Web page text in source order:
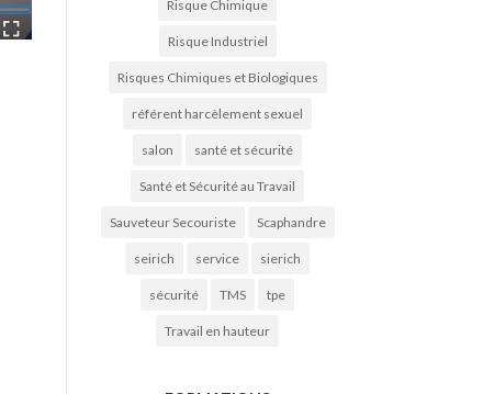
Risque Chimique
Risque Industriel
Risques Chimiques et Biologiques
référent harcèlement sexuel
salon santé et sécurité
Santé et Sécurité au Travail
Sauveteur Secouriste Scaphandre
seirich service sierich
sécurité TMS tpe
Travail en hauteur